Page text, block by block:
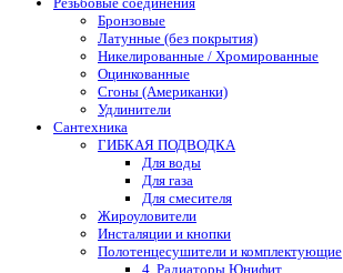
Бронзовые
Латунные (без покрытия)
Никелированные / Хромированные
Оцинкованные
Сгоны (Американки)
Удлинители
Сантехника
ГИБКАЯ ПОДВОДКА
Для воды
Для газа
Для смесителя
Жироуловители
Инсталяции и кнопки
Полотенцесушители и комплектующие
4. Радиаторы Юнифит